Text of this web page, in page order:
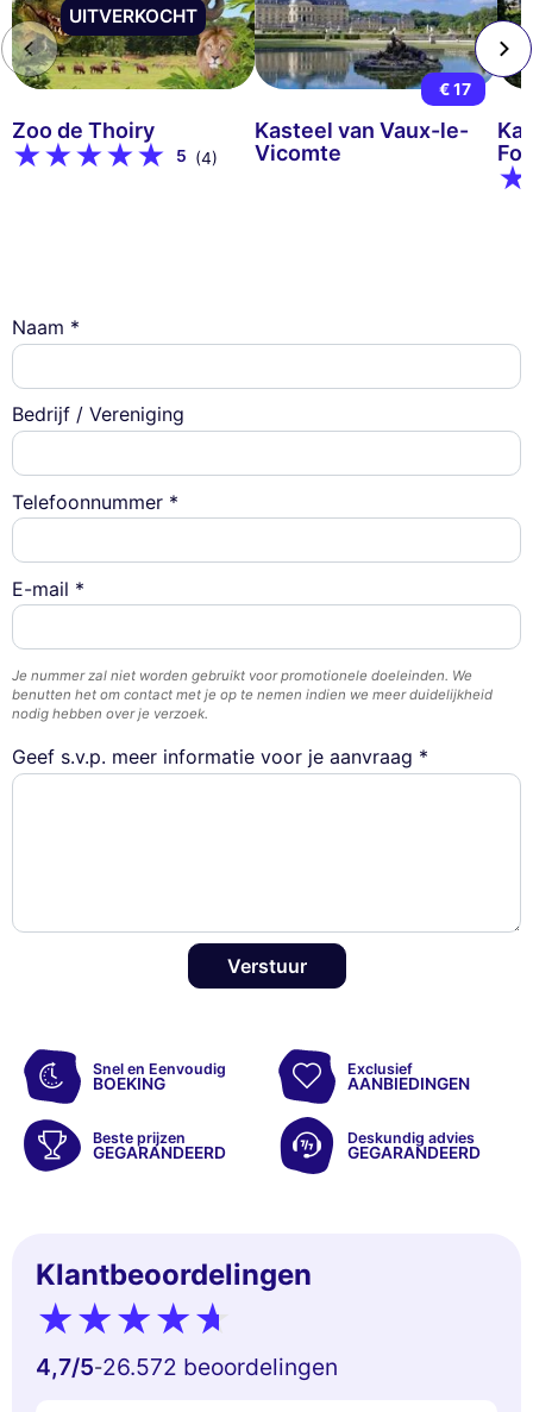
UITVERKOCHT
Zoo de Thoiry
5 (4)
€ 17
Kasteel van Vaux-le-
Vicomte
Naam *
Bedrijf / Vereniging
Telefoonnummer *
E-mail *
Je nummer zal niet worden gebruikt voor promotionele doeleinden. We
benutten het om contact met je op te nemen indien we meer duidelijkheid
nodig hebben over je verzoek.
Geef s.v.p. meer informatie voor je aanvraag *
Verstuur
Snel en Eenvoudig
BOEKING
Exclusief
AANBIEDINGEN
Beste prijzen
GEGARANDEERD
Deskundig advies
GEGARANDEERD
Klantbeoordelingen
4,7/5-26.572 beoordelingen